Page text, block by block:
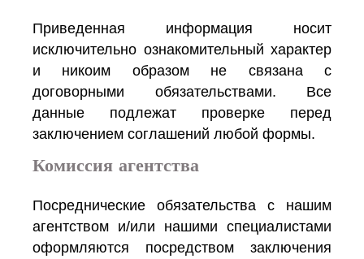
Приведенная информация носит
исключительно ознакомительный характер
и никоим образом не связана с
договорными обязательствами. Все
данные подлежат проверке перед
заключением соглашений любой формы.
Комиссия агентства
Посреднические обязательства с нашим
агентством и/или нашими специалистами
оформляются посредством заключения